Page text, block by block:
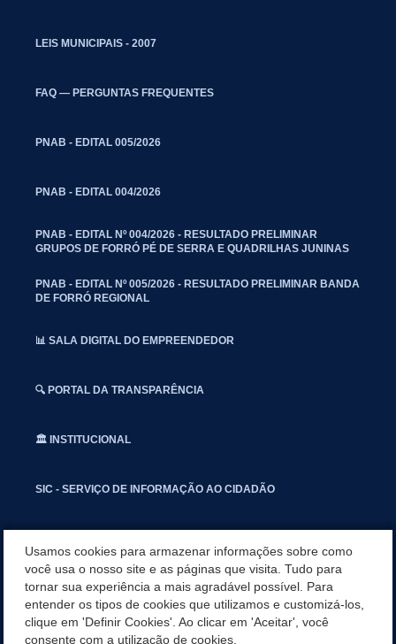
LEIS MUNICIPAIS - 2007
FAQ — PERGUNTAS FREQUENTES
PNAB - EDITAL 005/2026
PNAB - EDITAL 004/2026
PNAB - EDITAL Nº 004/2026 - RESULTADO PRELIMINAR
GRUPOS DE FORRÓ PÉ DE SERRA E QUADRILHAS JUNINAS
PNAB - EDITAL Nº 005/2026 - RESULTADO PRELIMINAR BANDA
DE FORRÓ REGIONAL
📊 SALA DIGITAL DO EMPREENDEDOR
🔍 PORTAL DA TRANSPARÊNCIA
🏛️ INSTITUCIONAL
SIC - SERVIÇO DE INFORMAÇÃO AO CIDADÃO
INSTAGRAN
📱🩺 SAUDE CONECTADA
Usamos cookies para armazenar informações sobre como
você usa o nosso site e as páginas que visita. Tudo para
tornar sua experiência a mais agradável possível. Para
entender os tipos de cookies que utilizamos e customizá-los,
clique em 'Definir Cookies'. Ao clicar em 'Aceitar', você
consente com a utilização de cookies.